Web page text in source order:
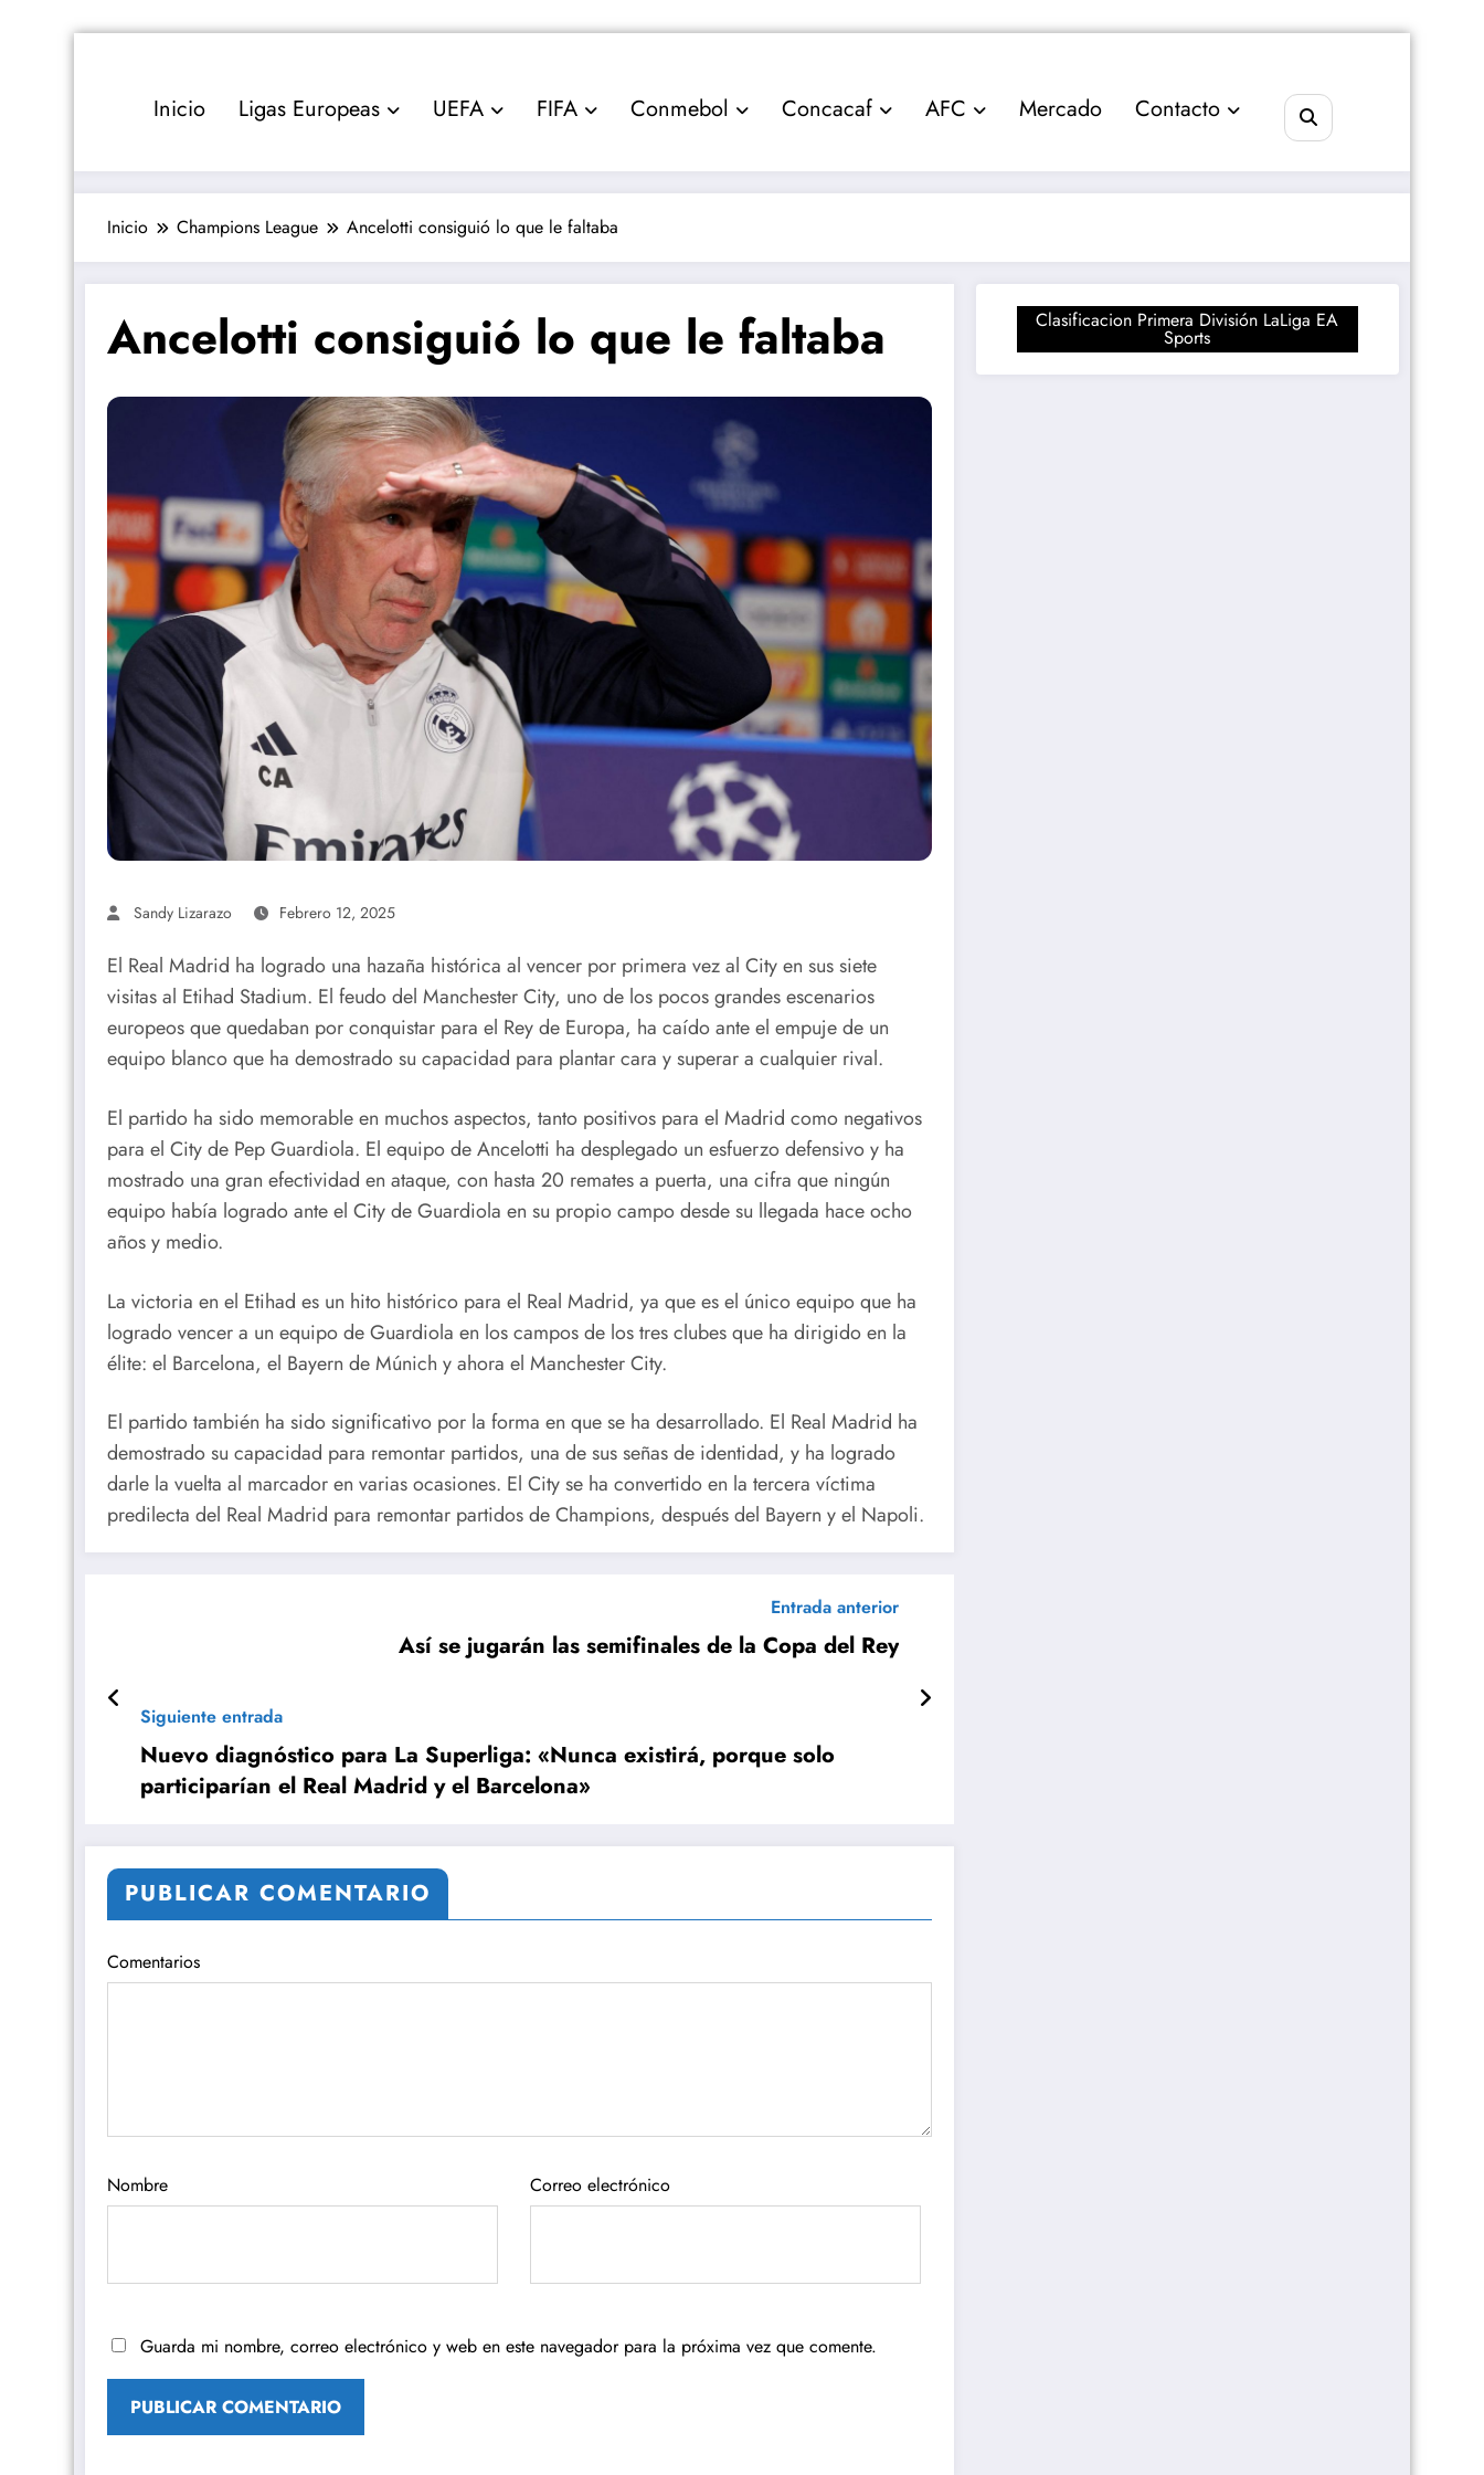
Inicio Ligas Europeas UEFA FIFA Conmebol Concacaf AFC Mercado Contacto
Inicio Champions League Ancelotti consiguió lo que le faltaba
Ancelotti consiguió lo que le faltaba
Sandy Lizarazo Febrero 12, 2025
El Real Madrid ha logrado una hazaña histórica al vencer por primera vez al City en sus siete
visitas al Etihad Stadium. El feudo del Manchester City, uno de los pocos grandes escenarios
europeos que quedaban por conquistar para el Rey de Europa, ha caído ante el empuje de un
equipo blanco que ha demostrado su capacidad para plantar cara y superar a cualquier rival.
El partido ha sido memorable en muchos aspectos, tanto positivos para el Madrid como negativos
para el City de Pep Guardiola. El equipo de Ancelotti ha desplegado un esfuerzo defensivo y ha
mostrado una gran efectividad en ataque, con hasta 20 remates a puerta, una cifra que ningún
equipo había logrado ante el City de Guardiola en su propio campo desde su llegada hace ocho
años y medio.
La victoria en el Etihad es un hito histórico para el Real Madrid, ya que es el único equipo que ha
logrado vencer a un equipo de Guardiola en los campos de los tres clubes que ha dirigido en la
élite: el Barcelona, el Bayern de Múnich y ahora el Manchester City.
El partido también ha sido significativo por la forma en que se ha desarrollado. El Real Madrid ha
demostrado su capacidad para remontar partidos, una de sus señas de identidad, y ha logrado
darle la vuelta al marcador en varias ocasiones. El City se ha convertido en la tercera víctima
predilecta del Real Madrid para remontar partidos de Champions, después del Bayern y el Napoli.
Entrada anterior
Así se jugarán las semifinales de la Copa del Rey
Siguiente entrada
Nuevo diagnóstico para La Superliga: «Nunca existirá, porque solo
participarían el Real Madrid y el Barcelona»
PUBLICAR COMENTARIO
Comentarios
Nombre Correo electrónico
Guarda mi nombre, correo electrónico y web en este navegador para la próxima vez que comente.
Clasificacion Primera División LaLiga EA
Sports